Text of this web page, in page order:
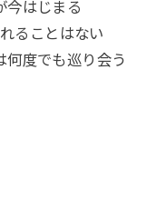
今はじまる
ることはない
何度でも巡り会う